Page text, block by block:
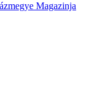
Magazinja